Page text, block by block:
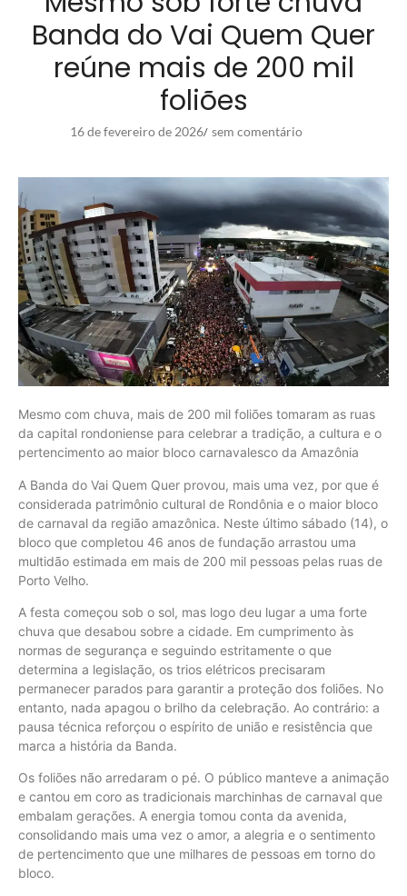
Banda do Vai Quem Quer
reúne mais de 200 mil
foliões
16 de fevereiro de 2026/ sem comentário
Mesmo com chuva, mais de 200 mil foliões tomaram as ruas
da capital rondoniense para celebrar a tradição, a cultura e o
pertencimento ao maior bloco carnavalesco da Amazônia
A Banda do Vai Quem Quer provou, mais uma vez, por que é
considerada patrimônio cultural de Rondônia e o maior bloco
de carnaval da região amazônica. Neste último sábado (14), o
bloco que completou 46 anos de fundação arrastou uma
multidão estimada em mais de 200 mil pessoas pelas ruas de
Porto Velho.
A festa começou sob o sol, mas logo deu lugar a uma forte
chuva que desabou sobre a cidade. Em cumprimento às
normas de segurança e seguindo estritamente o que
determina a legislação, os trios elétricos precisaram
permanecer parados para garantir a proteção dos foliões. No
entanto, nada apagou o brilho da celebração. Ao contrário: a
pausa técnica reforçou o espírito de união e resistência que
marca a história da Banda.
Os foliões não arredaram o pé. O público manteve a animação
e cantou em coro as tradicionais marchinhas de carnaval que
embalam gerações. A energia tomou conta da avenida,
consolidando mais uma vez o amor, a alegria e o sentimento
de pertencimento que une milhares de pessoas em torno do
bloco.